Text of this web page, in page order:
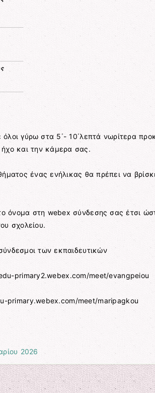
γύρω στα 5΄- 10΄λεπτά νωρίτερα
και την κάμερα σας.
ένας ενήλικας θα πρέπει να
όνομα στη webex σύνδεσης σας έτσι
σχολείου.
των εκπαιδευτικών
primary2.webex.com/meet/evangpeiou
primary.webex.com/meet/maripagkou
2026